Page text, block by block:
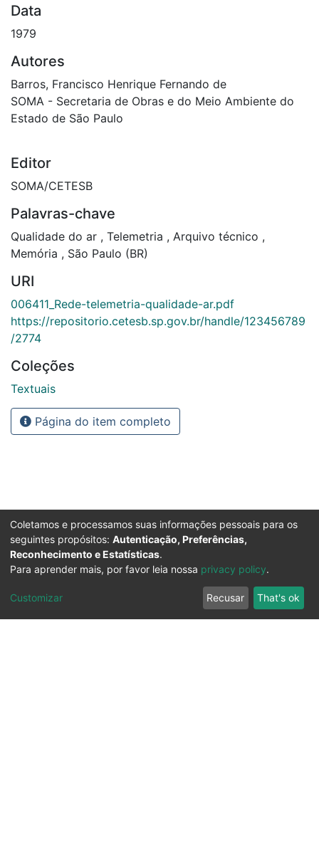
Data
1979
Autores
Barros, Francisco Henrique Fernando de
SOMA - Secretaria de Obras e do Meio Ambiente do
Estado de São Paulo
Editor
SOMA/CETESB
Palavras-chave
Qualidade do ar , Telemetria , Arquivo técnico ,
Memória , São Paulo (BR)
URI
006411_Rede-telemetria-qualidade-ar.pdf
https://repositorio.cetesb.sp.gov.br/handle/123456789
/2774
Coleções
Textuais
Página do item completo
Coletamos e processamos suas informações pessoais para os
seguintes propósitos: Autenticação, Preferências,
Reconhecimento e Estatísticas.
Para aprender mais, por favor leia nossa privacy policy.
Customizar Recusar That's ok